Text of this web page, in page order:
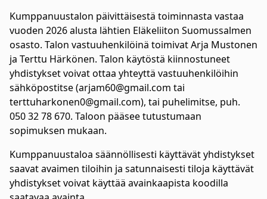
Kumppanuustalon päivittäisestä toiminnasta vastaa
vuoden 2026 alusta lähtien Eläkeliiton Suomussalmen
osasto. Talon vastuuhenkilöinä toimivat Arja Mustonen
ja Terttu Härkönen. Talon käytöstä kiinnostuneet
yhdistykset voivat ottaa yhteyttä vastuuhenkilöihin
sähköpostitse (arjam60@gmail.com tai
terttuharkonen0@gmail.com), tai puhelimitse, puh.
050 32 78 670. Taloon pääsee tutustumaan
sopimuksen mukaan.
Kumppanuustaloa säännöllisesti käyttävät yhdistykset
saavat avaimen tiloihin ja satunnaisesti tiloja käyttävät
yhdistykset voivat käyttää avainkaapista koodilla